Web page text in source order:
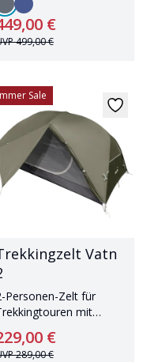
€
499,00 €
Sale
Vatn
Personen-Zelt für
mit
€
289,00 €